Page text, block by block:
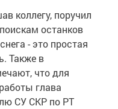
коллегу, поручил
останков
- это простая
Также в
что для
глава
СУ СКР по РТ